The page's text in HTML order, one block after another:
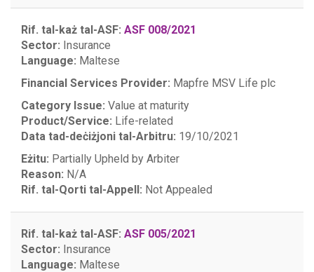
Rif. tal-każ tal-ASF: ASF 008/2021
Sector: Insurance
Language: Maltese
Financial Services Provider: Mapfre MSV Life plc
Category Issue: Value at maturity
Product/Service: Life-related
Data tad-deċiżjoni tal-Arbitru: 19/10/2021
Eżitu: Partially Upheld by Arbiter
Reason: N/A
Rif. tal-Qorti tal-Appell: Not Appealed
Rif. tal-każ tal-ASF: ASF 005/2021
Sector: Insurance
Language: Maltese